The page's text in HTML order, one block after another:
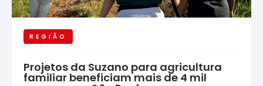
REGIÃO
Projetos da Suzano para agricultura
familiar beneficiam mais de 4 mil